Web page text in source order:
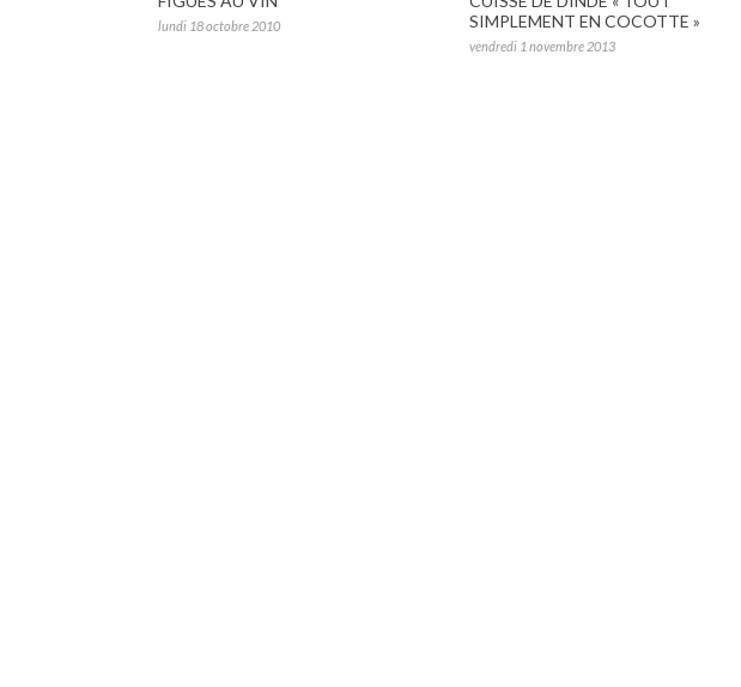
lundi 18 octobre 2010
SIMPLEMENT EN COCOTTE »
vendredi 1 novembre 2013